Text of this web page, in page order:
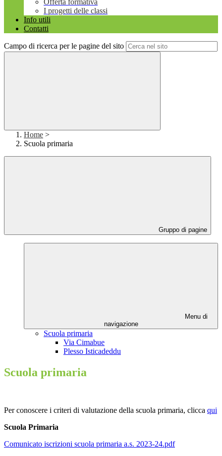
Offerta formativa
I progetti delle classi
Info utili
Contatti
Campo di ricerca per le pagine del sito
Home >
Scuola primaria
Gruppo di pagine
Menu di
navigazione
Scuola primaria
Via Cimabue
Plesso Isticadeddu
Scuola primaria
Per conoscere i criteri di valutazione della scuola primaria, clicca qui
Scuola Primaria
Comunicato iscrizioni scuola primaria a.s. 2023-24.pdf